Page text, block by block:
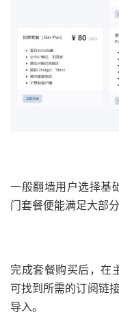
一般翻墙用户选择基
门套餐便能满足大部分
完成套餐购买后，在
可找到所需的订阅链
导入。